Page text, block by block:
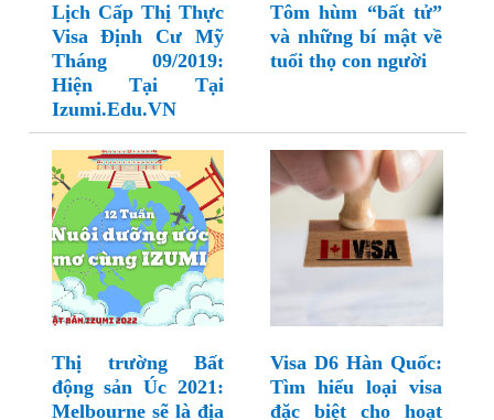
Lịch Cấp Thị Thực
Visa Định Cư Mỹ
Tháng 09/2019:
Hiện Tại Tại
Izumi.Edu.VN
Tôm hùm “bất tử”
và những bí mật về
tuổi thọ con người
Thị trường Bất
động sản Úc 2021:
Melbourne sẽ là địa
Visa D6 Hàn Quốc:
Tìm hiểu loại visa
đặc biệt cho hoạt